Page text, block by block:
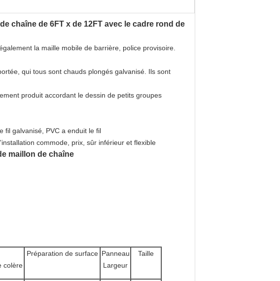
chaîne de 6FT x de 12FT avec le cadre rond de
la maille mobile de barrière, police provisoire.
qui tous sont chauds plongés galvanisé. Ils sont
produit accordant le dessin de petits groupes
fil galvanisé, PVC a enduit le fil
commode, prix, sûr inférieur et flexible
maillon de chaîne
colère
Préparation de surface Panneau
Largeur
Taille